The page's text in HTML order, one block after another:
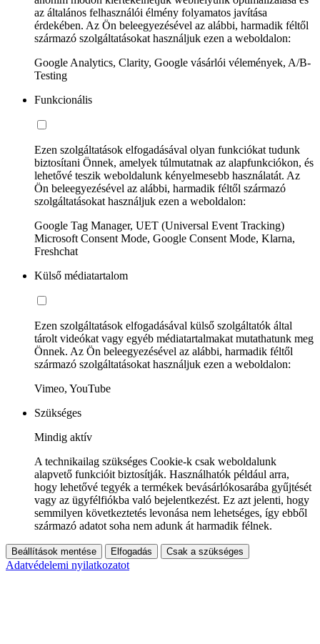
az általános felhasználói élmény folyamatos javítása
érdekében. Az Ön beleegyezésével az alábbi, harmadik féltől
származó szolgáltatásokat használjuk ezen a weboldalon:
Google Analytics, Clarity, Google vásárlói vélemények, A/B-
Testing
Funkcionális
Ezen szolgáltatások elfogadásával olyan funkciókat tudunk
biztosítani Önnek, amelyek túlmutatnak az alapfunkciókon, és
lehetővé teszik weboldalunk kényelmesebb használatát. Az
Ön beleegyezésével az alábbi, harmadik féltől származó
szolgáltatásokat használjuk ezen a weboldalon:
Google Tag Manager, UET (Universal Event Tracking)
Microsoft Consent Mode, Google Consent Mode, Klarna,
Freshchat
Külső médiatartalom
Ezen szolgáltatások elfogadásával külső szolgáltatók által
tárolt videókat vagy egyéb médiatartalmakat mutathatunk meg
Önnek. Az Ön beleegyezésével az alábbi, harmadik féltől
származó szolgáltatásokat használjuk ezen a weboldalon:
Vimeo, YouTube
Szükséges
Mindig aktív
A technikailag szükséges Cookie-k csak weboldalunk
alapvető funkcióit biztosítják. Használhatók például arra,
hogy lehetővé tegyék a termékek bevásárlókosarába gyűjtését
vagy az ügyfélfiókba való bejelentkezést. Ez azt jelenti, hogy
semmilyen következtetés levonása nem lehetséges, így ebből
származó adatot soha nem adunk át harmadik félnek.
Beállítások mentése Elfogadás Csak a szükséges
Adatvédelemi nyilatkozatot